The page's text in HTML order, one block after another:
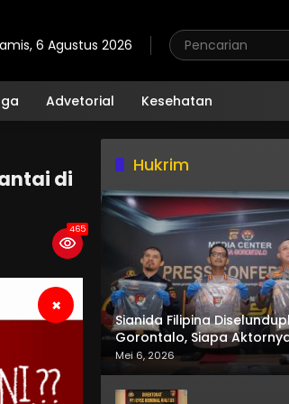
6 Agustus 2026
Advetorial Kesehatan
di
465
×
Hukrim
Sianida Filipina
Gorontalo, Siapa
Mei 6, 2026